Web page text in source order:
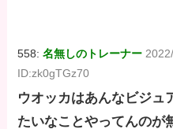
558:名無しのトレーナー
ID:zk0gTGz70
ウオッカはあんなビジュ
たいなことやってんのが